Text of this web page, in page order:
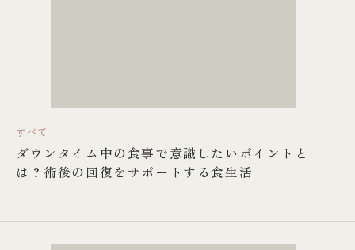
すべて
ダウンタイム中の食事で意識したいポイントと
は？術後の回復をサポートする食生活